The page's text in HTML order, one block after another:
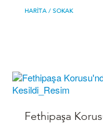
HARITA / SOKAK
Fethipaşa